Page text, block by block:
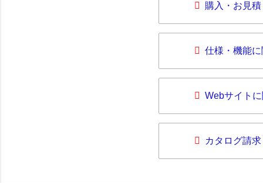
購入・お見
仕様・機能
Webサイト
カタログ請求